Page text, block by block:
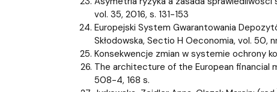
vol. 35, 2016, s. 131-153
Europejski System Gwarantowania
Skłodowska, Sectio H Oeconomia, vol. 50, nr
Konsekwencje zmian w systemie ochrony
The architecture of the European financial
508-4, 168 s.